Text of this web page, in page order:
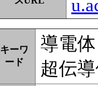
キーワ
ード
導電
超伝